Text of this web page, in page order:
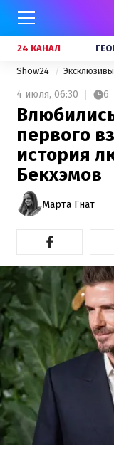
24 КАНАЛ
Show24
4 июля, 06:30 6
первого
история
Бекхэмов
Марта Гнат